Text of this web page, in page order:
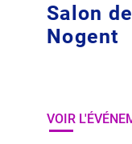
Salon
Nogent
VOIR